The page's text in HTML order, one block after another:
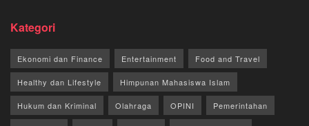
Kategori
Ekonomi dan Finance Entertainment Food and Travel
Healthy dan Lifestyle Himpunan Mahasiswa Islam
Hukum dan Kriminal Olahraga OPINI Pemerintahan